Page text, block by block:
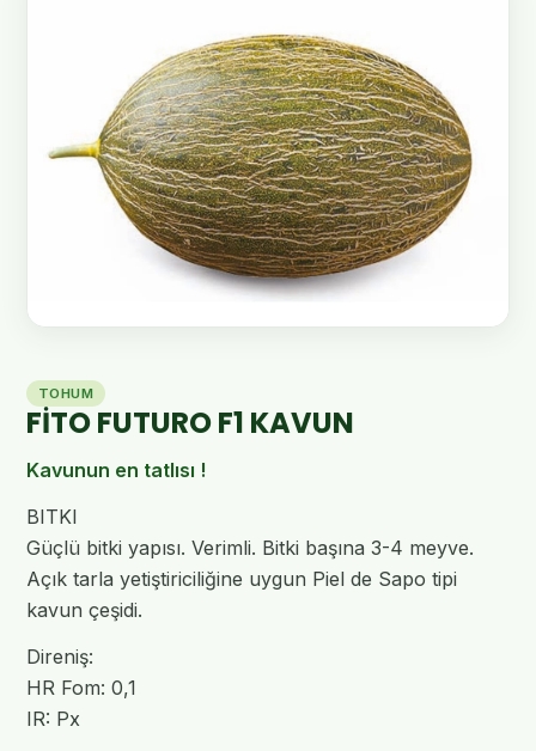
TOHUM
FİTO FUTURO F1 KAVUN
Kavunun en tatlısı !
BITKI
Güçlü bitki yapısı. Verimli. Bitki başına 3-4 meyve.
Açık tarla yetiştiriciliğine uygun Piel de Sapo tipi
kavun çeşidi.
Direniş:
HR Fom: 0,1
IR: Px